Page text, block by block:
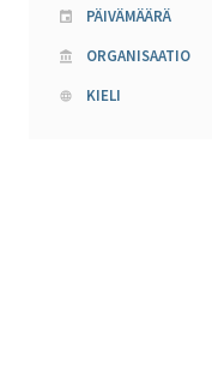
PÄIVÄMÄÄRÄ
ORGANISAATIO
KIELI